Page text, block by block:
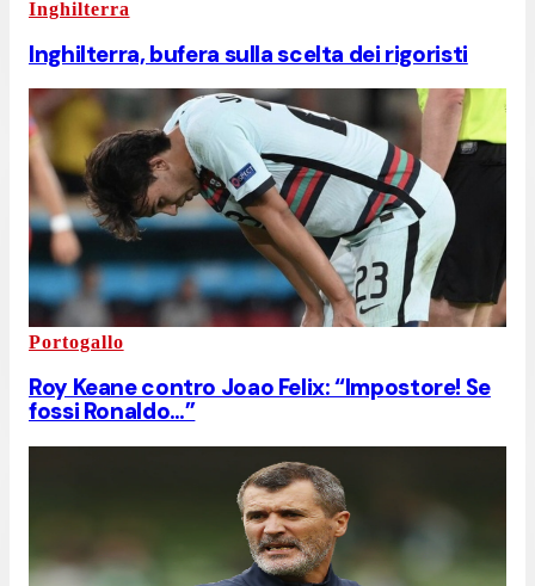
Inghilterra
Inghilterra, bufera sulla scelta dei rigoristi
Portogallo
Roy Keane contro Joao Felix: “Impostore! Se
fossi Ronaldo…”